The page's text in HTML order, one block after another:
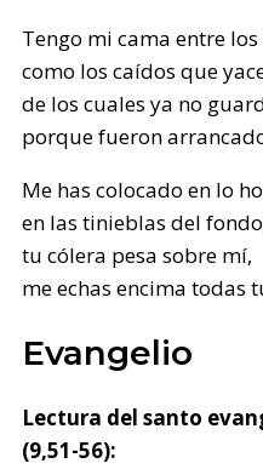
Tengo mi cama entre
como los caídos que
de los cuales ya no
porque fueron
Me has colocado en lo
en las tinieblas del
tu cólera pesa sobre mí,
me echas encima todas
Evangelio
Lectura del santo
(9,51-56):